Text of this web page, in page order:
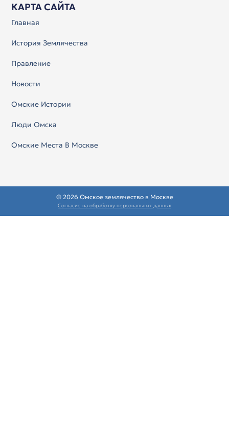
КАРТА САЙТА
Главная
История Землячества
Правление
Новости
Омские Истории
Люди Омска
Омские Места В Москве
© 2026 Омское землячество в Москве
Согласие на обработку персональных данных